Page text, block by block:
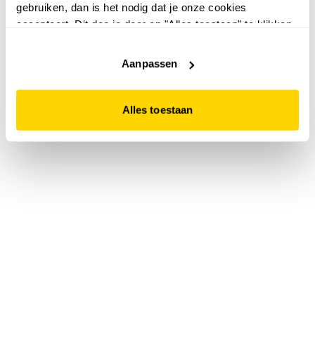
gebruiken, dan is het nodig dat je onze cookies
accepteert. Dit doe je door op "Alles toestaan" te klikken.
website niet optimaal functioneert.
Aanpassen
Alles toestaan